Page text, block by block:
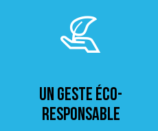
Un geste éco-
responsable